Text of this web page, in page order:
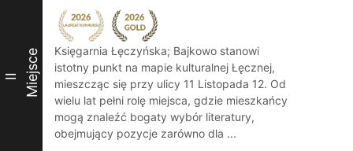
II Miejsce
Księgarnia Łęczyńska; Bajkowo stanowi
istotny punkt na mapie kulturalnej Łęcznej,
mieszcząc się przy ulicy 11 Listopada 12. Od
wielu lat pełni rolę miejsca, gdzie mieszkańcy
mogą znaleźć bogaty wybór literatury,
obejmujący pozycje zarówno dla ...